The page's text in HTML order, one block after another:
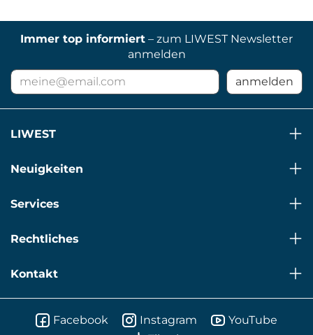
Immer top informiert – zum LIWEST Newsletter
anmelden
Mail
Adresse
anmelden
LIWEST
Neuigkeiten
Services
Rechtliches
Kontakt
Facebook Instagram
YouTube